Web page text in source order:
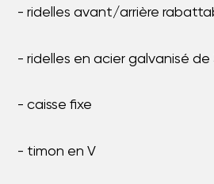
- ridelles avant/arrière
- ridelles en acier galvanisé de
- caisse fixe
- timon en V